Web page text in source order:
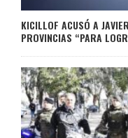
KICILLOF ACUSÓ A
PROVINCIAS “PARA